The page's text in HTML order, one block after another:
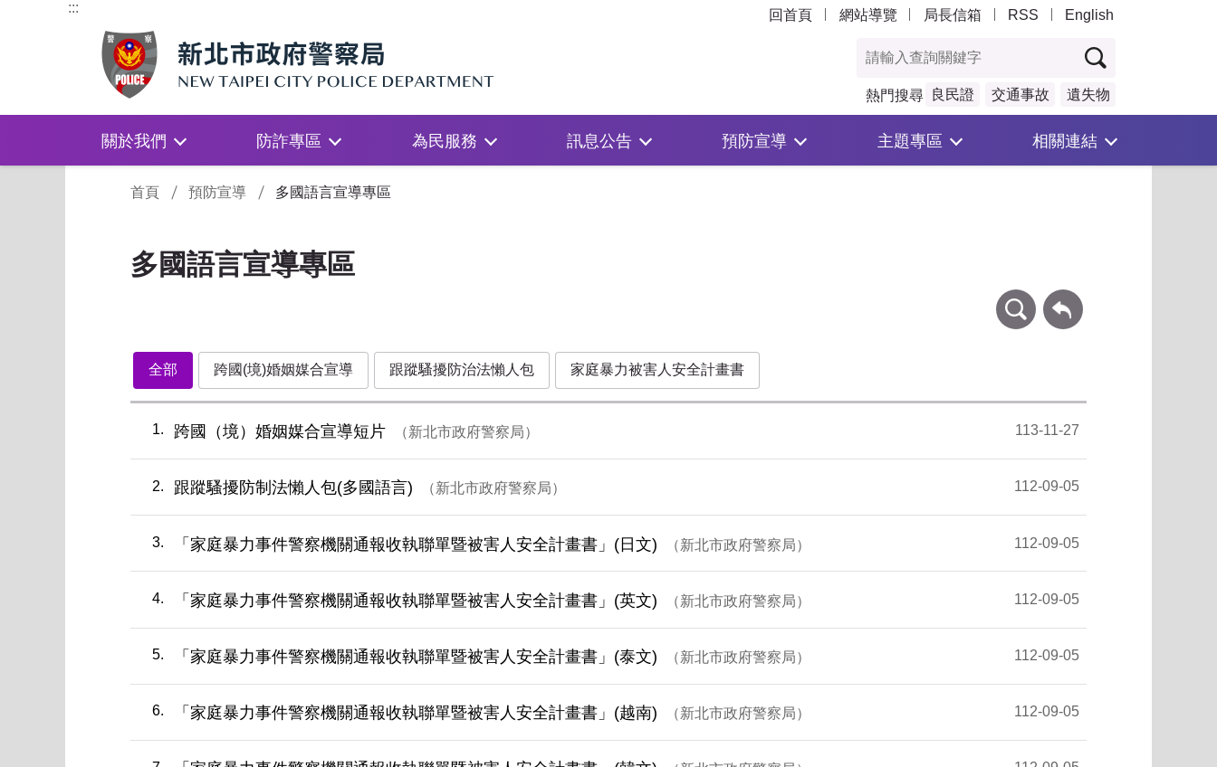
::: 回首頁 網站導覽 局長信箱 RSS English
熱門搜尋 良民證 交通事故 遺失物
關於我們 防詐專區 為民服務 訊息公告 預防宣導 主題專區 相關連結
首頁
預防宣導 多國語言宣導專區
多國語言宣導專區
條件查詢 回上一頁
全部 跨國(境)婚姻媒合宣導 跟蹤騷擾防治法懶人包 家庭暴力被害人安全計畫書
1 跨國（境）婚姻媒合宣導短片 新北市政府警察局 113-11-27
2 跟蹤騷擾防制法懶人包(多國語言) 新北市政府警察局 112-09-05
3 「家庭暴力事件警察機關通報收執聯單暨被害人安全計畫書」(日文) 新北市政府警察局 112-09-05
4 「家庭暴力事件警察機關通報收執聯單暨被害人安全計畫書」(英文) 新北市政府警察局 112-09-05
5 「家庭暴力事件警察機關通報收執聯單暨被害人安全計畫書」(泰文) 新北市政府警察局 112-09-05
6 「家庭暴力事件警察機關通報收執聯單暨被害人安全計畫書」(越南) 新北市政府警察局 112-09-05